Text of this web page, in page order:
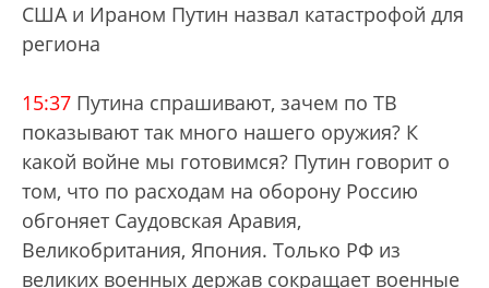
США и Ираном Путин назвал катастрофой для
региона
15:37 Путина спрашивают, зачем по ТВ
показывают так много нашего оружия? К
какой войне мы готовимся? Путин говорит о
том, что по расходам на оборону Россию
обгоняет Саудовская Аравия,
Великобритания, Япония. Только РФ из
великих военных держав сокращает военные